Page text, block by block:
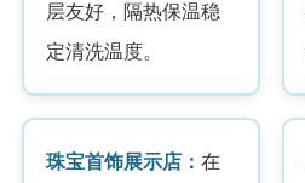
层友好，隔热保温稳
定清洗温度。
珠宝首饰展示店： 在